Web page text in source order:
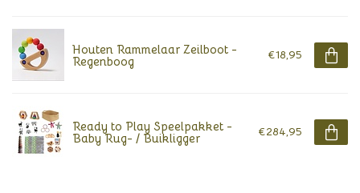
Houten Rammelaar Zeilboot -
Regenboog €18,95
Ready to Play Speelpakket -
Baby Rug- / Buikligger €284,95